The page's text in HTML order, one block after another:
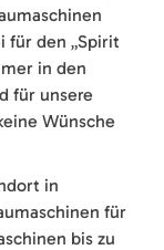
für den „Spirit
in den
für unsere
Wünsche
in
für
bis zu